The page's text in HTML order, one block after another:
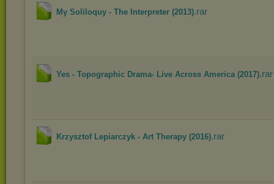
My Soliloquy - The Interpreter (2013).rar
Yes - Topographic Drama- Live Across America (2017).rar
Krzysztof Lepiarczyk - Art Therapy (2016).rar